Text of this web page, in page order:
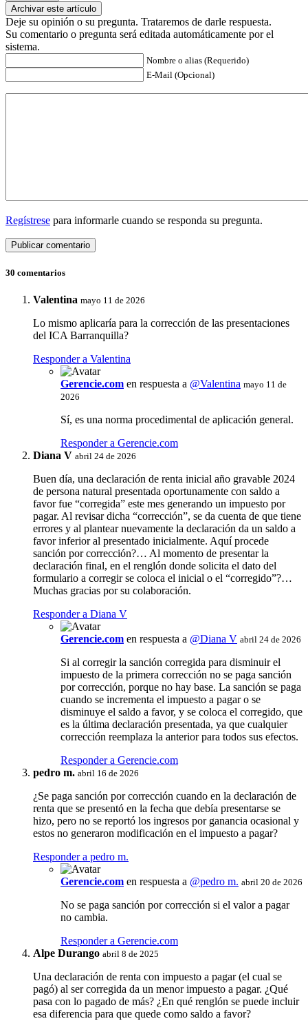
Archivar este artículo
Deje su opinión o su pregunta. Trataremos de darle respuesta.
Su comentario o pregunta será editada automáticamente por el
sistema.
Nombre o alias (Requerido)
E-Mail (Opcional)
Regístrese para informarle cuando se responda su pregunta.
30 comentarios
Valentina mayo 11 de 2026
Lo mismo aplicaría para la corrección de las presentaciones
del ICA Barranquilla?
Responder a Valentina
Gerencie.com en respuesta a @Valentina mayo 11 de
2026
Sí, es una norma procedimental de aplicación general.
Responder a Gerencie.com
Diana V abril 24 de 2026
Buen día, una declaración de renta inicial año gravable 2024
de persona natural presentada oportunamente con saldo a
favor fue “corregida” este mes generando un impuesto por
pagar. Al revisar dicha “corrección”, se da cuenta de que tiene
errores y al plantear nuevamente la declaración da un saldo a
favor inferior al presentado inicialmente. Aquí procede
sanción por corrección?… Al momento de presentar la
declaración final, en el renglón donde solicita el dato del
formulario a corregir se coloca el inicial o el “corregido”?…
Muchas gracias por su colaboración.
Responder a Diana V
Gerencie.com en respuesta a @Diana V abril 24 de 2026
Si al corregir la sanción corregida para disminuir el
impuesto de la primera corrección no se paga sanción
por corrección, porque no hay base. La sanción se paga
cuando se incrementa el impuesto a pagar o se
disminuye el saldo a favor, y se coloca el corregido, que
es la última declaración presentada, ya que cualquier
corrección reemplaza la anterior para todos sus efectos.
Responder a Gerencie.com
pedro m. abril 16 de 2026
¿Se paga sanción por corrección cuando en la declaración de
renta que se presentó en la fecha que debía presentarse se
hizo, pero no se reportó los ingresos por ganancia ocasional y
estos no generaron modificación en el impuesto a pagar?
Responder a pedro m.
Gerencie.com en respuesta a @pedro m. abril 20 de 2026
No se paga sanción por corrección si el valor a pagar
no cambia.
Responder a Gerencie.com
Alpe Durango abril 8 de 2025
Una declaración de renta con impuesto a pagar (el cual se
pagó) al ser corregida da un menor impuesto a pagar. ¿Qué
pasa con lo pagado de más? ¿En qué renglón se puede incluir
esa diferencia para que quede como saldo a favor?